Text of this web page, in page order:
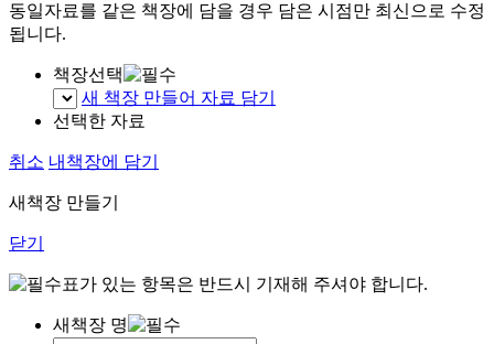
동일자료를 같은 책장에 담을 경우 담은 시점만 최신으로 수정
됩니다.
책장선택
새 책장 만들어 자료 담기
선택한 자료
취소 내책장에 담기
새책장 만들기
닫기
표가 있는 항목은 반드시 기재해 주셔야 합니다.
새책장 명